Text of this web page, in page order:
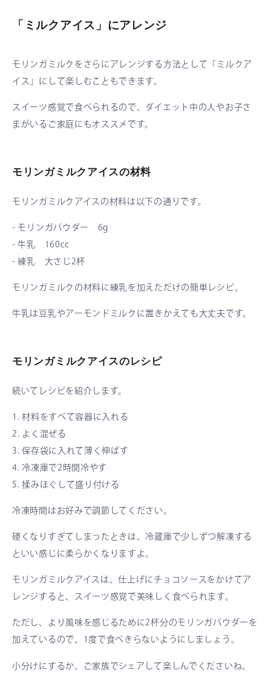
「ミルクアイス」にアレンジ
モリンガミルクをさらにアレンジする方法として「ミルクア
イス」にして楽しむこともできます。
スイーツ感覚で食べられるので、ダイエット中の人やお子さ
まがいるご家庭にもオススメです。
モリンガミルクアイスの材料
モリンガミルクアイスの材料は以下の通りです。
- モリンガパウダー 6g
- 牛乳 160cc
- 練乳 大さじ2杯
モリンガミルクの材料に練乳を加えただけの簡単レシピ。
牛乳は豆乳やアーモンドミルクに置きかえても大丈夫です。
モリンガミルクアイスのレシピ
続いてレシピを紹介します。
1. 材料をすべて容器に入れる
2. よく混ぜる
3. 保存袋に入れて薄く伸ばす
4. 冷凍庫で2時間冷やす
5. 揉みほぐして盛り付ける
冷凍時間はお好みで調節してください。
硬くなりすぎてしまったときは、冷蔵庫で少しずつ解凍する
といい感じに柔らかくなりますよ。
モリンガミルクアイスは、仕上げにチョコソースをかけてア
レンジすると、スイーツ感覚で美味しく食べられます。
ただし、より風味を感じるために2杯分のモリンガパウダーを
加えているので、1度で食べきらないようにしましょう。
小分けにするか、ご家族でシェアして楽しんでくださいね。